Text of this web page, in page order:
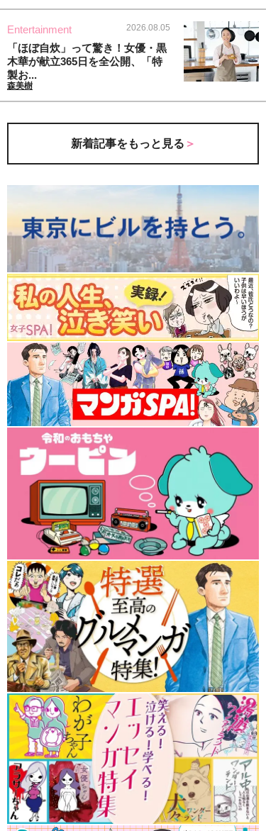
Entertainment 2026.08.05
「ほぼ自炊」って驚き！女優・黒
木華が献立365日を全公開、「特
製お...
森美樹
新着記事をもっと見る